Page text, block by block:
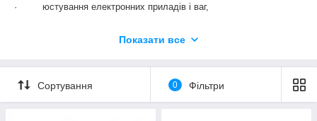
·
юстування електронних приладів і ваг,
повірки гир низьких класів,
хімічних аналізів високої точності.
На производстве весы подвергаются многократной проверке.
Показати все
Сортування 0 Фільтри